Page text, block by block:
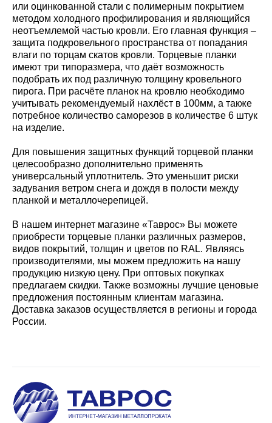
или оцинкованной стали с полимерным покрытием
методом холодного профилирования и являющийся
неотъемлемой частью кровли. Его главная функция –
защита подкровельного пространства от попадания
влаги по торцам скатов кровли. Торцевые планки
имеют три типоразмера, что даёт возможность
подобрать их под различную толщину кровельного
пирога. При расчёте планок на кровлю необходимо
учитывать рекомендуемый нахлёст в 100мм, а также
потребное количество саморезов в количестве 6 штук
на изделие.
Для повышения защитных функций торцевой планки
целесообразно дополнительно применять
универсальный уплотнитель. Это уменьшит риски
задувания ветром снега и дождя в полости между
планкой и металлочерепицей.
В нашем интернет магазине «Таврос» Вы можете
приобрести торцевые планки различных размеров,
видов покрытий, толщин и цветов по RAL. Являясь
производителями, мы можем предложить на нашу
продукцию низкую цену. При оптовых покупках
предлагаем скидки. Также возможны лучшие ценовые
предложения постоянным клиентам магазина.
Доставка заказов осуществляется в регионы и города
России.